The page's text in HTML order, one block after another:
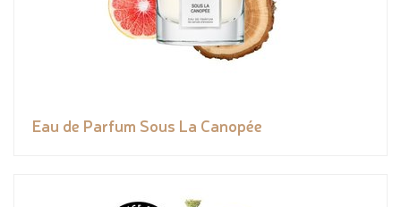
Eau de Parfum Sous La Canopée